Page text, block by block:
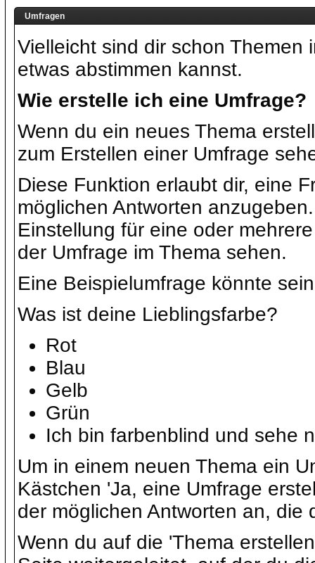
Umfragen
Vielleicht sind dir schon
etwas abstimmen kannst.
Wie erstelle ich eine Umfrage?
Wenn du ein neues Thema
zum Erstellen einer Umfrage
Diese Funktion erlaubt dir, eine
möglichen Antworten
Einstellung für eine oder
der Umfrage im Thema sehen.
Eine Beispielumfrage könnte
Was ist deine Lieblingsfarbe?
Rot
Blau
Gelb
Grün
Ich bin farbenblind und sehe
Um in einem neuen Thema ein
Kästchen 'Ja, eine Umfrage
der möglichen Antworten an, die
Wenn du auf die 'Thema